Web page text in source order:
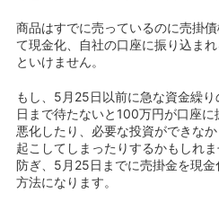
商品はすでに売っているのに売掛
て現金化、自社の口座に振り込ま
といけません。
もし、5月25日以前に急な資金繰
日まで待たないと100万円が口座
悪化したり、必要な投資ができな
起こしてしまったりするかもしれ
防ぎ、5月25日までに売掛金を現
方法になります。